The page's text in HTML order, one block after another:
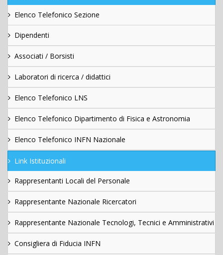
Elenco Telefonico Sezione
Dipendenti
Associati / Borsisti
Laboratori di ricerca / didattici
Elenco Telefonico LNS
Elenco Telefonico Dipartimento di Fisica e Astronomia
Elenco Telefonico INFN Nazionale
Link Istituzionali
Rappresentanti Locali del Personale
Rappresentante Nazionale Ricercatori
Rappresentante Nazionale Tecnologi, Tecnici e Amministrativi
Consigliera di Fiducia INFN